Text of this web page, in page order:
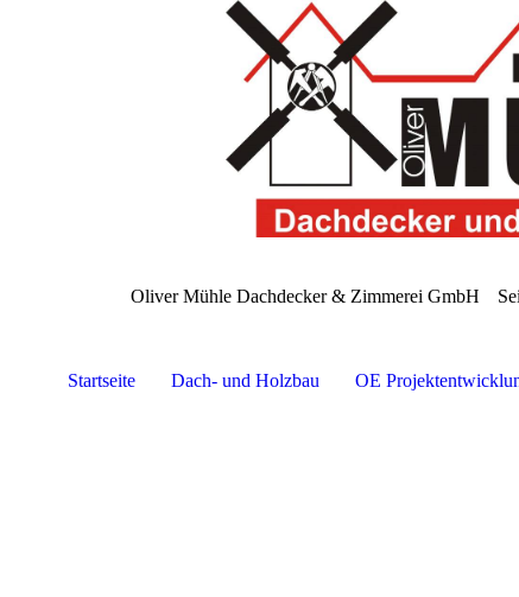
Oliver Mühle Dachdecker & Zimmerei GmbH
Startseite Dach- und Holzbau OE